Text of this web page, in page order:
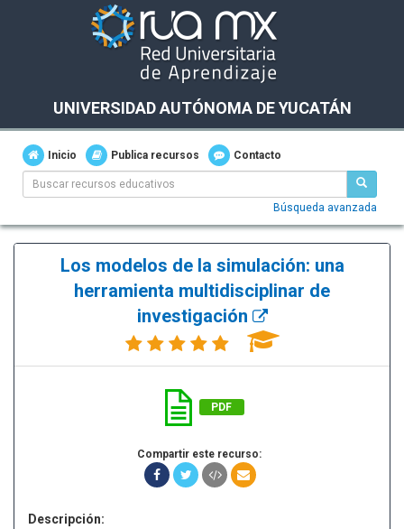
UNIVERSIDAD AUTÓNOMA DE YUCATÁN
Inicio Publica recursos Contacto
Búsqueda avanzada
Los modelos de la simulación: una
herramienta multidisciplinar de
investigación
PDF
Compartir este recurso:
Descripción: